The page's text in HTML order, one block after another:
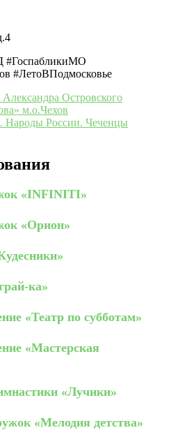
#ГоспабликиМО
#ЛетоВПодмосковье
Островского
м.о.Чехов
России. Чеченцы
«INFINITI»
«Орион»
ка»
«Театр по субботам»
«Мастерская
«Лучики»
«Мелодия детства»